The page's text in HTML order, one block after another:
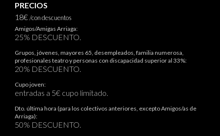
PRECIOS
18€/con descuentos
Amigos/Amigas Arriaga:
25% DESCUENTO.
Grupos, jóvenes, mayores 65, desempleados, familia numerosa,
profesionales teatro y personas con discapacidad superior al 33%:
20% DESCUENTO.
Cupo joven:
entradas a 5€ cupo limitado.
Dto. última hora (para los colectivos anteriores, excepto Amigos/as de
Arriaga):
50% DESCUENTO.